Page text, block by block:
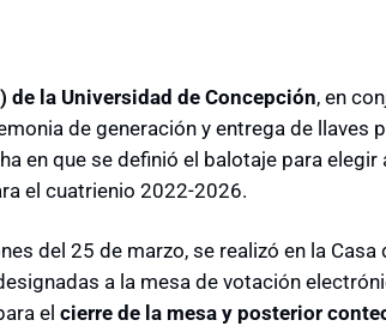
la Universidad de Concepción, en
de generación y entrega de llaves
en que se definió el balotaje para
el cuatrienio 2022-2026.
del 25 de marzo, se realizó en la Casa
a la mesa de votación
el cierre de la mesa y posterior